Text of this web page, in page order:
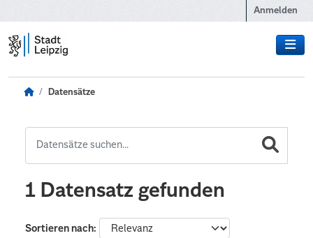
Anmelden
Datensätze
1 Datensatz gefunden
Sortieren nach